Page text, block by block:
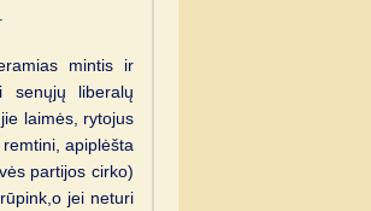
mintis ir
senųjų liberalų
laimės, rytojus
apiplėšta
partijos cirko)
jei neturi